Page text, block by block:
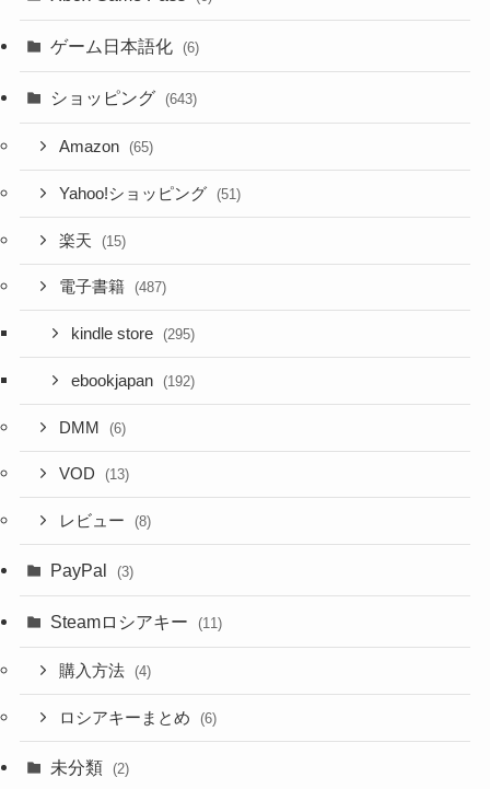
ゲーム日本語化 (6)
ショッピング (643)
Amazon (65)
Yahoo!ショッピング (51)
楽天 (15)
電子書籍 (487)
kindle store (295)
ebookjapan (192)
DMM (6)
VOD (13)
レビュー (8)
PayPal (3)
Steamロシアキー (11)
購入方法 (4)
ロシアキーまとめ (6)
未分類 (2)